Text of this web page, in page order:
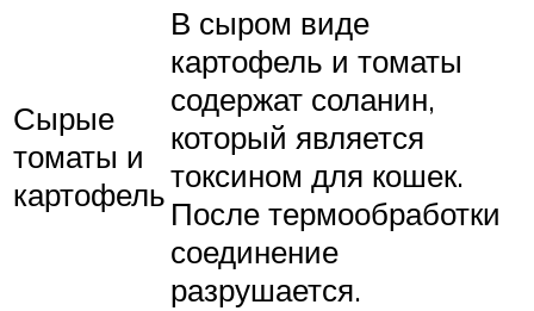
Сырые
томаты и
картофель
В сыром виде
картофель и томаты
содержат соланин,
который является
токсином для кошек.
После термообработки
соединение
разрушается.